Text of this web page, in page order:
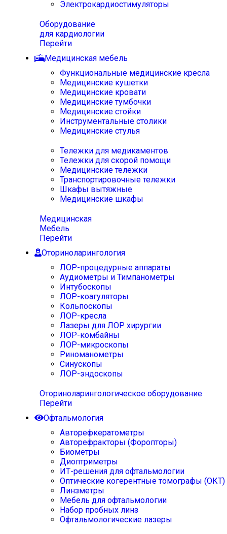
Электрокардиостимуляторы
Оборудование
для кардиологии
Перейти
Медицинская мебель
Функциональные медицинские кресла
Медицинские кушетки
Медицинские кровати
Медицинские тумбочки
Медицинские стойки
Инструментальные столики
Медицинские стулья
Тележки для медикаментов
Тележки для скорой помощи
Медицинские тележки
Транспортировочные тележки
Шкафы вытяжные
Медицинские шкафы
Медицинская
Мебель
Перейти
Оториноларингология
ЛОР-процедурные аппараты
Аудиометры и Тимпанометры
Интубоскопы
ЛОР-коагуляторы
Кольпоскопы
ЛОР-кресла
Лазеры для ЛОР хирургии
ЛОР-комбайны
ЛОР-микроскопы
Риноманометры
Синускопы
ЛОР-эндоскопы
Оториноларингологическое оборудование
Перейти
Офтальмология
Авторефкератометры
Авторефракторы (Форопторы)
Биометры
Диоптриметры
ИТ-решения для офтальмологии
Оптические когерентные томографы (ОКТ)
Линзметры
Мебель для офтальмологии
Набор пробных линз
Офтальмологические лазеры